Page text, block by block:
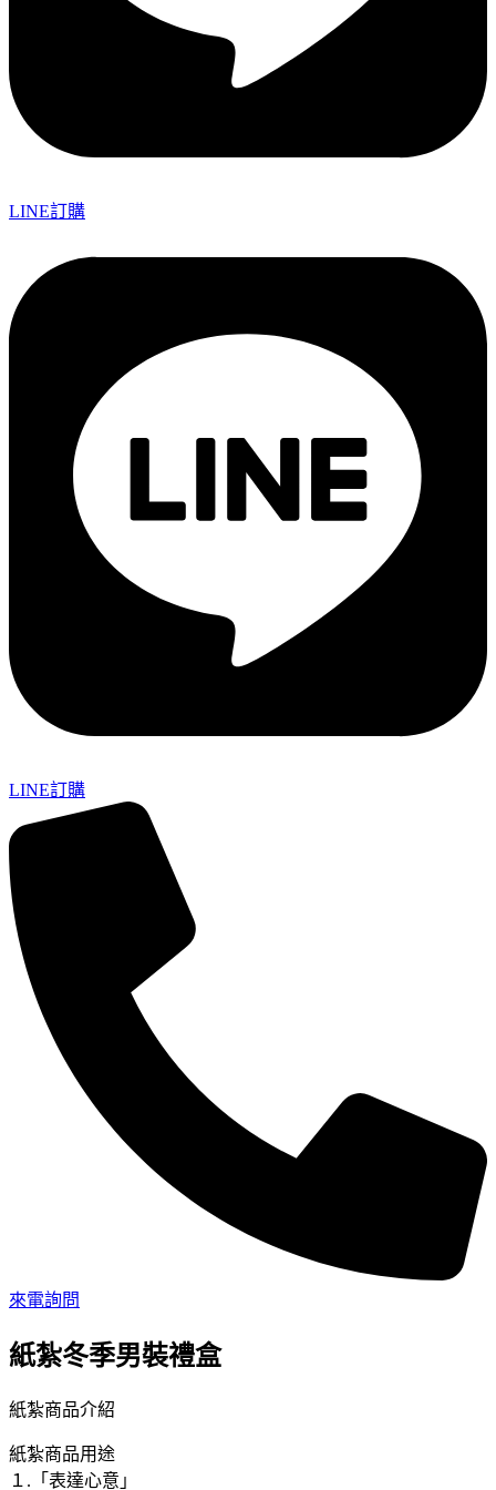
LINE訂購
LINE訂購
來電詢問
紙紮冬季男裝禮盒
紙紮商品介紹
紙紮商品用途
１.「表達心意」